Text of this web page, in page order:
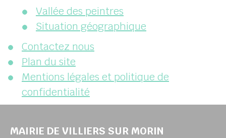
Vallée des peintres
Situation géographique
Contactez nous
Plan du site
Mentions légales et politique de
confidentialité
MAIRIE DE VILLIERS SUR MORIN